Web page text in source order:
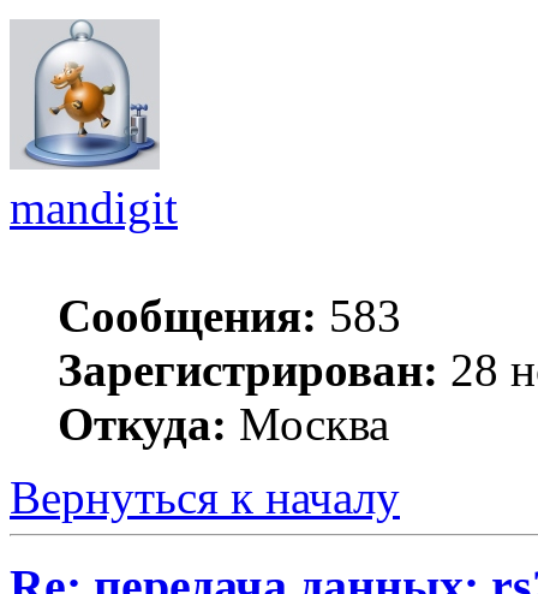
mandigit
Сообщения: 583
Зарегистрирован: 28
Откуда: Москва
Вернуться к началу